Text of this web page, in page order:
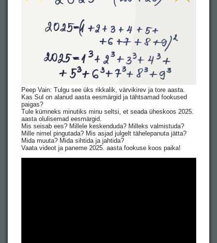
Peep Vain: Tulgu see üks rikkalik, värvikirev ja tore aasta.
Kas Sul on alanud aasta eesmärgid ja tähtsamad fookused
paigas?
Tule kümneks minutiks minu seltsi, et seada üheskoos 2025.
aasta olulisemad eesmärgid.
Mis seisab ees? Millele keskenduda? Milleks valmistuda?
Mille nimel pingutada? Mis asjad julgelt tähelepanuta jätta?
Mida muuta? Mida sihtida ja jahtida?
Vaata videot ja paneme 2025. aasta fookuse koos paika!